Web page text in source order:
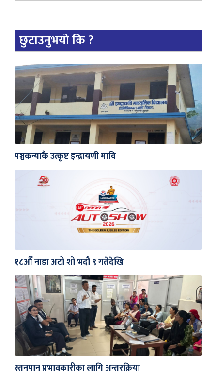
छुटाउनुभयो कि ?
पञ्चकन्याकै उत्कृष्ट इन्द्रायणी मावि
१८औँ नाडा अटो शो भदौ ९ गतेदेखि
स्तनपान प्रभावकारीका लागि अन्तरक्रिया